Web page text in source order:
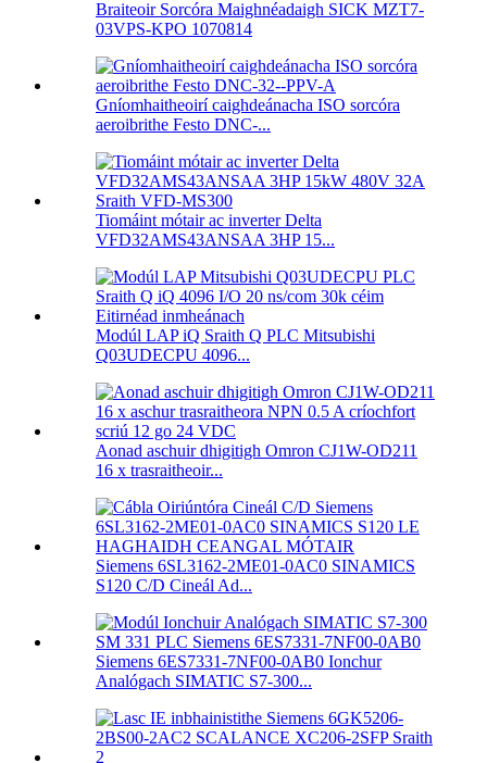
Braiteoir Sorcóra Maighnéadaigh SICK MZT7-
03VPS-KPO 1070814
Gníomhaitheoirí caighdeánacha ISO sorcóra
aeroibrithe Festo DNC-...
Tiomáint mótair ac inverter Delta
VFD32AMS43ANSAA 3HP 15...
Modúl LAP iQ Sraith Q PLC Mitsubishi
Q03UDECPU 4096...
Aonad aschuir dhigitigh Omron CJ1W-OD211
16 x trasraitheoir...
Siemens 6SL3162-2ME01-0AC0 SINAMICS
S120 C/D Cineál Ad...
Siemens 6ES7331-7NF00-0AB0 Ionchur
Analógach SIMATIC S7-300...